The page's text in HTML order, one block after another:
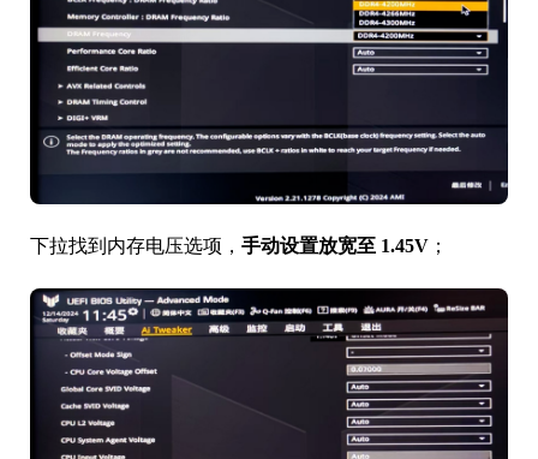
下拉找到内存电压选项， 手动设置放宽至 1.45V ；